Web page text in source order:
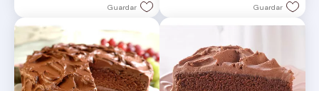
reseña
Guardar Guardar